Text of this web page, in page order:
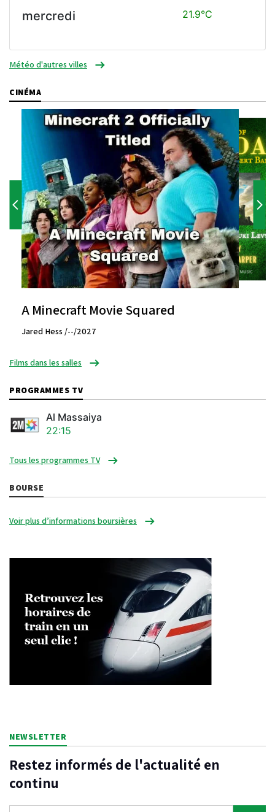
mercredi 21.9°C
Météo d'autres villes
CINÉMA
A Minecraft Movie Squared
Jared Hess /--/2027
Films dans les salles
PROGRAMMES TV
Al Massaiya
22:15
Tous les programmes TV
BOURSE
Voir plus d’informations boursières
NEWSLETTER
Restez informés de l'actualité en
continu